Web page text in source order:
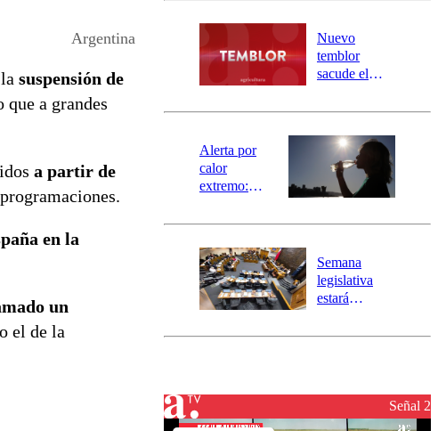
Argentina
suspensión de
a grandes
a partir de
en la
un
el de la
río Damas:
activa
mensajería
SAE
Nuevo
temblor
sacude el
revisa la
epicentro
Alerta por
calor
extremo:
activa Alerta
Preventiva en
tres comunas
Semana
legislativa
estará
el fin de la
reconstrucciónSeñal 2